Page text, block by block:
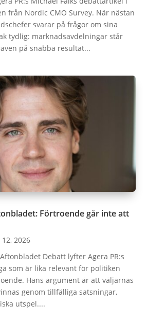
från Nordic CMO Survey. När nästan
svarar på frågor om sina
tydlig: marknadsavdelningar står
på snabba resultat...
Förtroende går inte att
2026
Debatt lyfter Agera PR:s
som är lika relevant för politiken
Hans argument är att väljarnas
genom tillfälliga satsningar,
utspel....